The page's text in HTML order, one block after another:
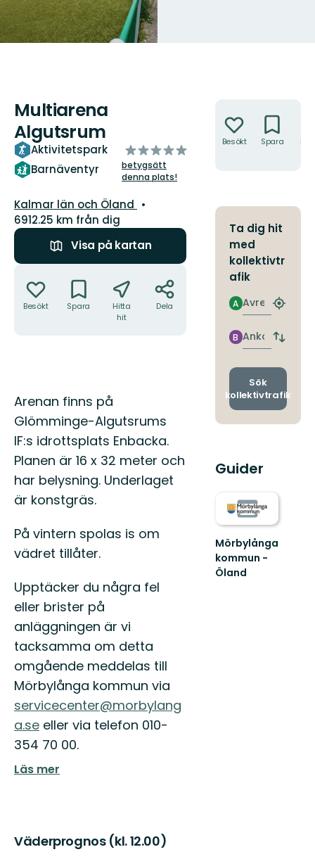
Multiarena
Algutsrum
Aktivitetspark
Barnäventyr
av
5
stjärnor
betygsätt
denna plats!
Län:
Kalmar län och Öland
6912.25 km från dig
Visa på kartan
Besökt Spara
Hitta
hit
Dela
Beskrivning
Arenan finns på
Glömminge-Algutsrums
IF:s idrottsplats Enbacka.
Planen är 16 x 32 meter och
har belysning. Underlaget
är konstgräs.
På vintern spolas is om
vädret tillåter.
Upptäcker du några fel
eller brister på
anläggningen är vi
tacksamma om detta
omgående meddelas till
Mörbylånga kommun via
servicecenter@morbylang
a.se eller via telefon 010-
354 70 00.
Läs mer
Väderprognos (kl. 12.00)
Besökt Spara
Ta dig hit
med
kollektivtr
afik
Avresa
A
Hitta
Ankomst
B
Byt
och
Sök
kollektivtrafik
Guider
Mörbylånga
kommun -
Öland